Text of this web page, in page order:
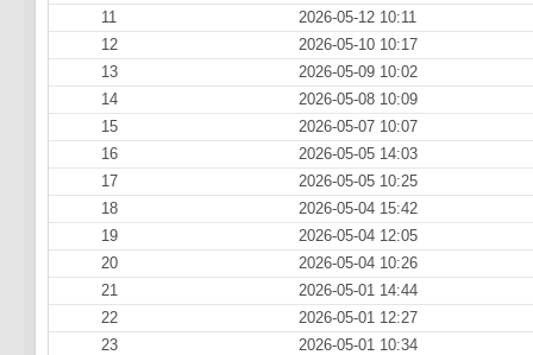
11
2026-05-12 10:11
12
2026-05-10 10:17
13
2026-05-09 10:02
14
2026-05-08 10:09
15
2026-05-07 10:07
16
2026-05-05 14:03
17
2026-05-05 10:25
18
2026-05-04 15:42
19
2026-05-04 12:05
20
2026-05-04 10:26
21
2026-05-01 14:44
22
2026-05-01 12:27
23
2026-05-01 10:34